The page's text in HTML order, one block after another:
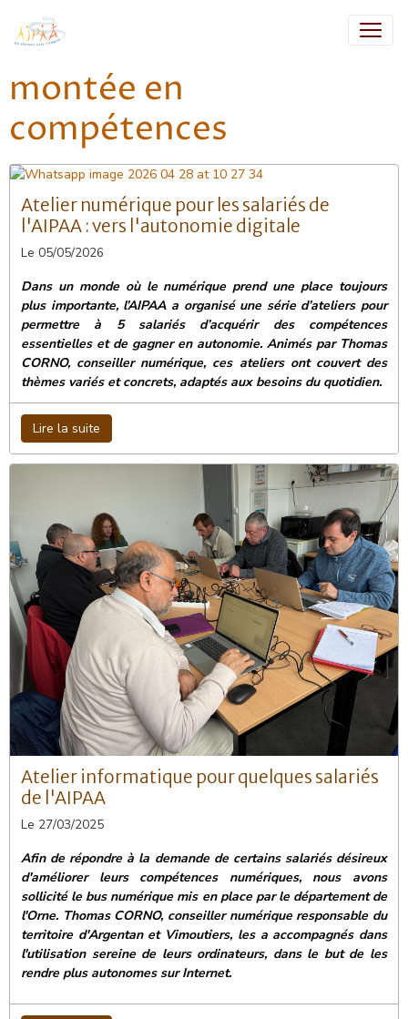
montée en
compétences
Atelier numérique pour les salariés de
l'AIPAA : vers l'autonomie digitale
Le 05/05/2026
Dans un monde où le numérique prend une place toujours
plus importante, l’AIPAA a organisé une série d’ateliers pour
permettre à 5 salariés d’acquérir des compétences
essentielles et de gagner en autonomie. Animés par Thomas
CORNO, conseiller numérique, ces ateliers ont couvert des
thèmes variés et concrets, adaptés aux besoins du quotidien.
Lire la suite
Atelier informatique pour quelques salariés
de l'AIPAA
Le 27/03/2025
Afin de répondre à la demande de certains salariés désireux
d'améliorer leurs compétences numériques, nous avons
sollicité le bus numérique mis en place par le département de
l'Orne. Thomas CORNO, conseiller numérique responsable du
territoire d'Argentan et Vimoutiers, les a accompagnés dans
l'utilisation sereine de leurs ordinateurs, dans le but de les
rendre plus autonomes sur Internet.